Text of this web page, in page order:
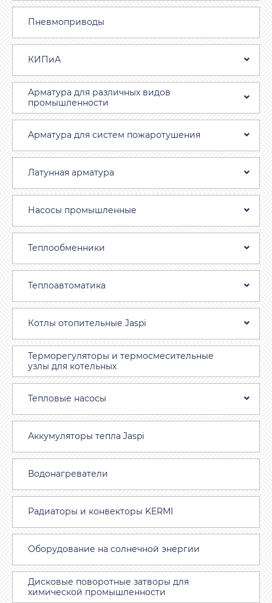
Пневмоприводы
КИПиА
Арматура для различных видов
промышленности
Арматура для систем пожаротушения
Латунная арматура
Насосы промышленные
Теплообменники
Теплоавтоматика
Котлы отопительные Jaspi
Терморегуляторы и термосмесительные
узлы для котельных
Тепловые насосы
Аккумуляторы тепла Jaspi
Водонагреватели
Радиаторы и конвекторы KERMI
Оборудование на солнечной энергии
Дисковые поворотные затворы для
химической промышленности